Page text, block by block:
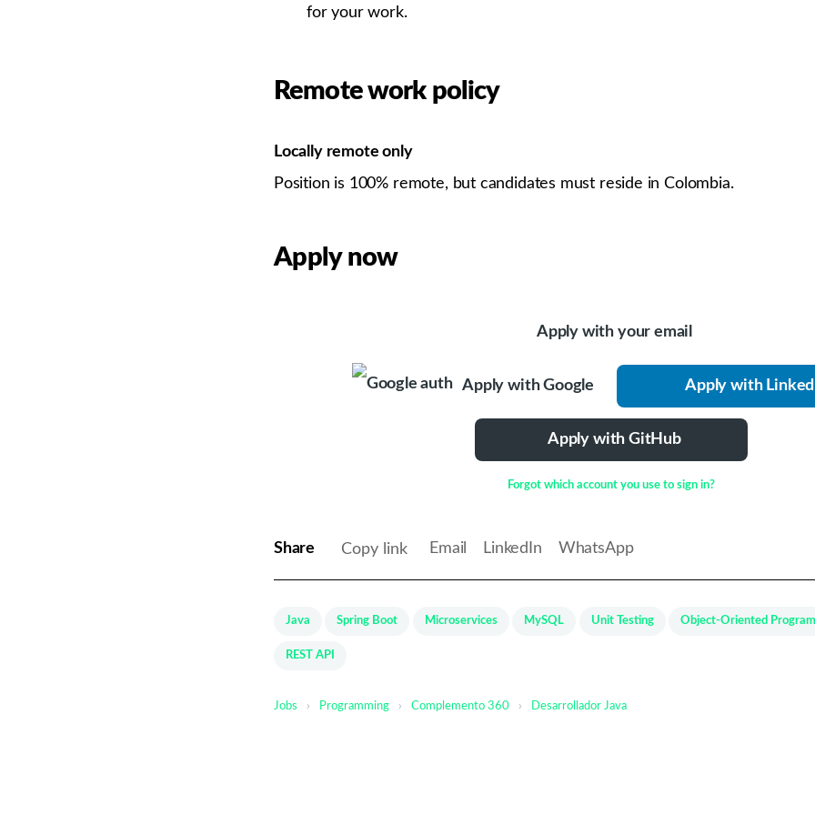
for your work.
Remote work policy
Locally remote only
Position is 100% remote, but candidates must reside in Colombia.
Apply now
Apply with your email
Apply with Google Apply with
Apply with GitHub
Forgot which account you use to sign in?
Share Copy link Email LinkedIn WhatsApp
Java Spring Boot Microservices MySQL Unit Testing Object-Oriented
REST API
Jobs › Programming › Complemento 360 › Desarrollador Java